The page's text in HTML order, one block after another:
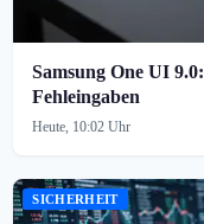
Samsung One UI
Fehleingaben
Heute, 10:02 Uhr
SICHERHEIT